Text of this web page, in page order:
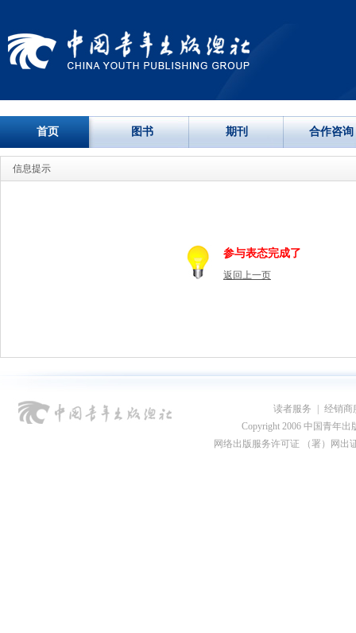
首页 图书 期刊 合作咨询
信息提示
参与表态完成了
返回上一页
读者服务
经销商
Copyright 2006 中国青年出
网络出版服务许可证 （署）网出